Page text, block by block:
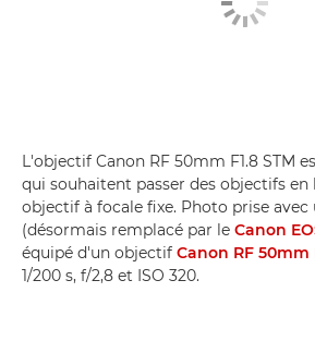
L'objectif Canon RF 50mm F1.8 STM
qui souhaitent passer des objectifs
objectif à focale fixe. Photo prise avec
(désormais remplacé par le Canon
équipé d'un objectif Canon RF 50mm
1/200 s, f/2,8 et ISO 320.